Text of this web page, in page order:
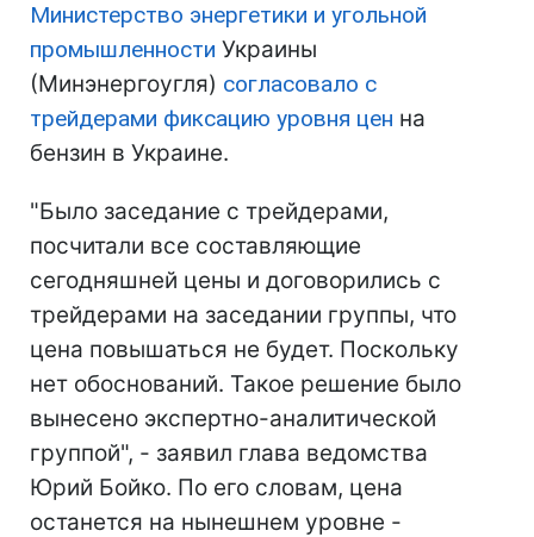
Министерство энергетики и угольной
промышленности Украины
(Минэнергоугля) согласовало с
трейдерами фиксацию уровня цен на
бензин в Украине.
"Было заседание с трейдерами,
посчитали все составляющие
сегодняшней цены и договорились с
трейдерами на заседании группы, что
цена повышаться не будет. Поскольку
нет обоснований. Такое решение было
вынесено экспертно-аналитической
группой", - заявил глава ведомства
Юрий Бойко. По его словам, цена
останется на нынешнем уровне -